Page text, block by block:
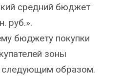
средний бюджет
руб.».
бюджету покупки
зоны
следующим образом.